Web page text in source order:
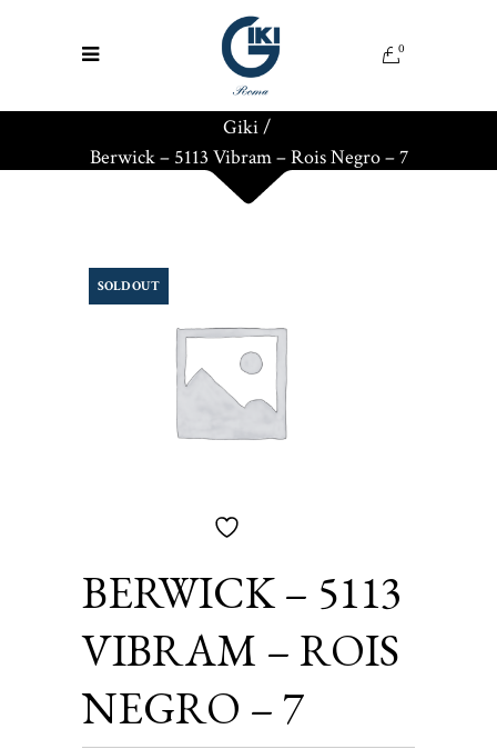
0
Giki/
Berwick – 5113 Vibram – Rois Negro – 7
SOLD OUT
BERWICK – 5113
VIBRAM – ROIS
NEGRO – 7